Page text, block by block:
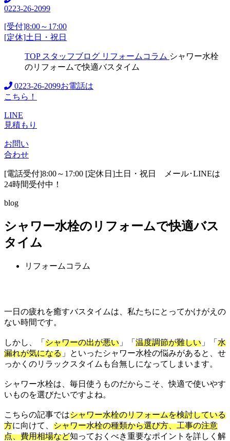
0223-26-2099
[受付]8:00～17:00
[定休]土日・祝日
TOP スタッフブログ リフォームコラム シャワー水栓
のリフォームで快適バスタイム
0223-26-2099お電話は
こちら！
LINE
見積もり
お問い
合わせ
[電話受付]8:00～17:00 [定休日]土日・祝日
メール･LINEは
24時間受付中！
blog
シャワー水栓のリフォームで快適バス
タイム
リフォームコラム
一日の疲れを癒すバスタイムは、私たちにとってかけがえの
ない時間です。
しかし、「 シャワーの出が悪い 」「 温度調節が難しい 」「 水
漏れが気になる 」といったシャワー水栓の悩みがあると、せ
っかくのリラックスタイムも台無しになってしまいます。
シャワー水栓は、毎日使うものだからこそ、快適で使いやす
いものを選びたいですよね。
こちらの記事ではシャワー水栓のリフォームを検討している
方に向けて、 シャワー水栓の種類から選び方、工事の注意
点、費用相場など知っておくべき重要なポイントを詳しく解